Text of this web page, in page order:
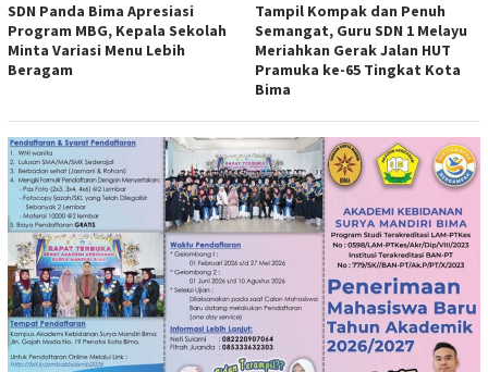
SDN Panda Bima Apresiasi
Program MBG, Kepala Sekolah
Minta Variasi Menu Lebih
Beragam
Tampil Kompak dan Penuh
Semangat, Guru SDN 1 Melayu
Meriahkan Gerak Jalan HUT
Pramuka ke-65 Tingkat Kota
Bima